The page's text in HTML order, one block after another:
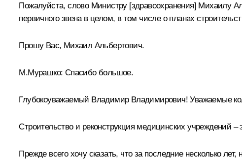
Пожалуйста, слово Министру [здравоохранения] Михаилу
первичного звена в целом, в том числе о планах
Прошу Вас, Михаил Альбертович.
М.Мурашко: Спасибо большое.
Глубокоуважаемый Владимир Владимирович! Уважаемые
Строительство и реконструкция медицинских учреждений –
Прежде всего хочу сказать, что за последние несколько